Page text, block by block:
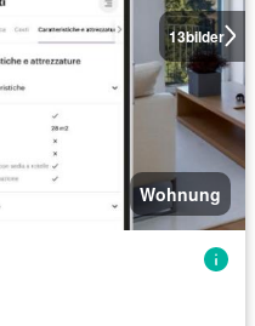
13bilder
Wohnung